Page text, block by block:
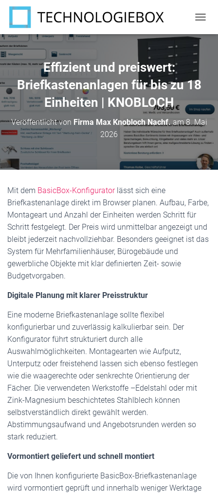
A
T
I
N
M
S
C
H
A
N
Effizient und preiswert:
Briefkastenanlagen für bis zu 18
Einheiten | KNOBLOCH
Veröffentlicht von Firma Max Knobloch Nachf.am8. Mai
2026
Mit dem BasicBox-Konfiguratorlässt sich eine
Briefkastenanlage direkt im Browser planen. Aufbau, Farbe,
Montageart und Anzahl der Einheiten werden Schritt für
Schritt festgelegt. Der Preis wird unmittelbar angezeigt und
bleibt jederzeit nachvollziehbar. Besonders geeignet ist das
System für Mehrfamilienhäuser, Bürogebäude und
gewerbliche Objekte mit klar definierten Zeit- sowie
Budgetvorgaben.
Digitale Planung mit klarer Preisstruktur
Eine moderne Briefkastenanlage sollte flexibel
konfigurierbar und zuverlässig kalkulierbar sein. Der
Konfigurator führt strukturiert durch alle
Auswahlmöglichkeiten. Montagearten wie Aufputz,
Unterputz oder freistehend lassen sich ebenso festlegen
wie die waagerechte oder senkrechte Orientierung der
Fächer. Die verwendeten Werkstoffe –Edelstahl oder mit
Zink-Magnesium beschichtetes Stahlblech können
selbstverständlich direkt gewählt werden.
Abstimmungsaufwand und Angebotsrunden werden so
stark reduziert.
Vormontiert geliefert und schnell montiert
Die von Ihnen konfigurierte BasicBox-Briefkastenanlage
wird vormontiert geprüft und innerhalb weniger Werktage